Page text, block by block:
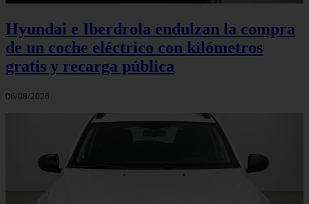
Hyundai e Iberdrola endulzan la compra
de un coche eléctrico con kilómetros
gratis y recarga pública
06/08/2026